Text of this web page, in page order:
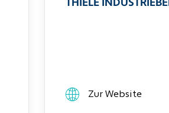
THIELE
Zur Website